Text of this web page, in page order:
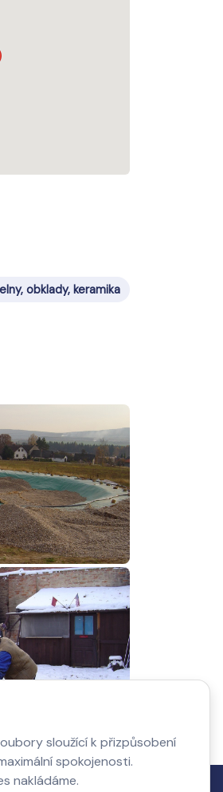
sloužící k přizpůsobení
spokojenosti.
nakládáme.
obklady, keramika